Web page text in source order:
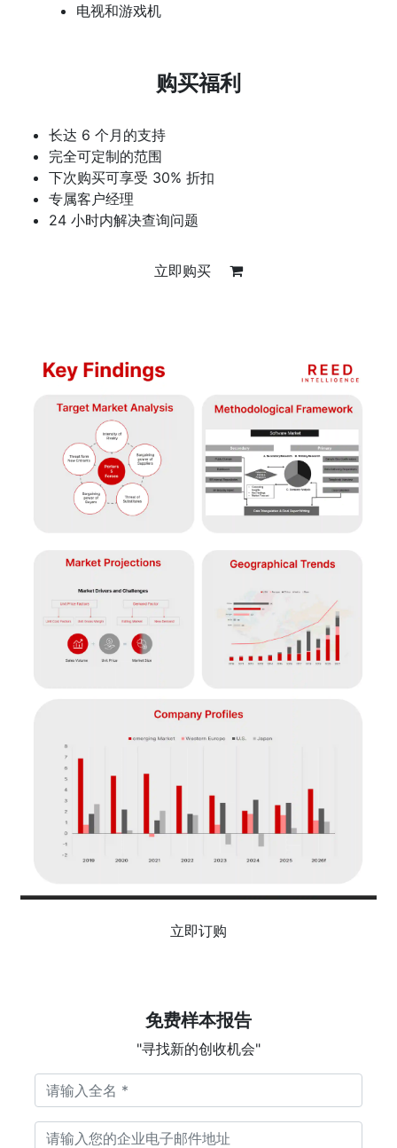
电视和游戏机
购买福利
长达 6 个月的支持
完全可定制的范围
下次购买可享受 30% 折扣
专属客户经理
24 小时内解决查询问题
立即购买
立即订购
免费样本报告
"寻找新的创收机会"